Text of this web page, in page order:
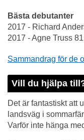
Bästa debutanter
2017 - Richard
2017 - Agne Truss
Sammandrag för de
Vill du hjälpa
Det är fantastiskt att
landsväg i
Varför inte hänga